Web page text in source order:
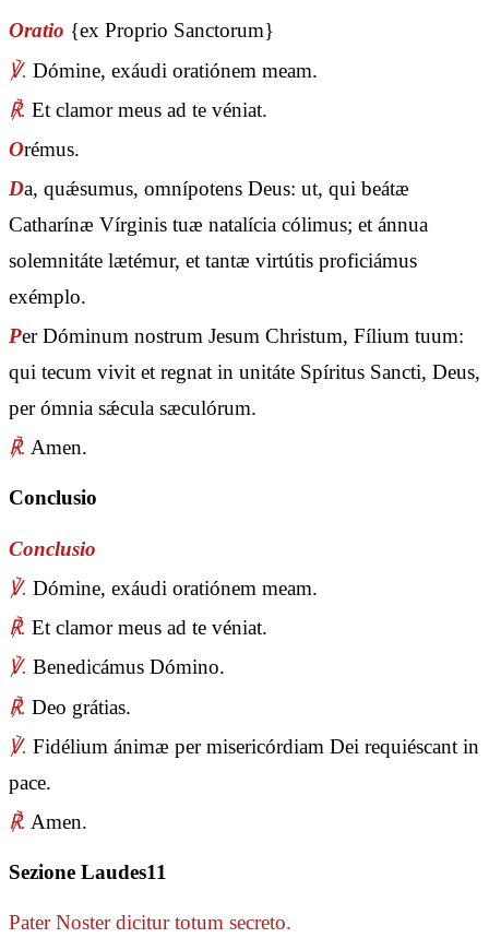
Oratio {ex Proprio Sanctorum}
℣. Dómine, exáudi oratiónem meam.
℟. Et clamor meus ad te véniat.
Orémus.
Da, quǽsumus, omnípotens Deus: ut, qui beátæ
Catharínæ Vírginis tuæ natalícia cólimus; et ánnua
solemnitáte lætémur, et tantæ virtútis proficiámus
exémplo.
Per Dóminum nostrum Jesum Christum, Fílium tuum:
qui tecum vivit et regnat in unitáte Spíritus Sancti, Deus,
per ómnia sǽcula sæculórum.
℟. Amen.
Conclusio
Conclusio
℣. Dómine, exáudi oratiónem meam.
℟. Et clamor meus ad te véniat.
℣. Benedicámus Dómino.
℟. Deo grátias.
℣. Fidélium ánimæ per misericórdiam Dei requiéscant in
pace.
℟. Amen.
Sezione Laudes11
Pater Nosterdicitur totum secreto.